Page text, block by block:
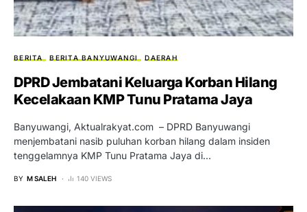
BERITA BERITA BANYUWANGI DAERAH
DPRD Jembatani Keluarga Korban Hilang
Kecelakaan KMP Tunu Pratama Jaya
Banyuwangi, Aktualrakyat.com – DPRD Banyuwangi
menjembatani nasib puluhan korban hilang dalam insiden
tenggelamnya KMP Tunu Pratama Jaya di…
BY M SALEH 140 VIEWS